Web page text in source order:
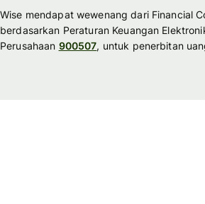
Wise mendapat wewenang dari Financial
berdasarkan Peraturan Keuangan
Perusahaan 900507, untuk penerbitan